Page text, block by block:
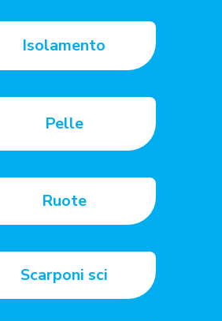
Isolamento
Pelle
Ruote
Scarponi sci